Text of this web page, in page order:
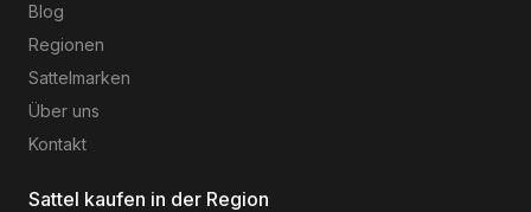
Blog
Regionen
Sattelmarken
Über uns
Kontakt
Sattel kaufen in der Region